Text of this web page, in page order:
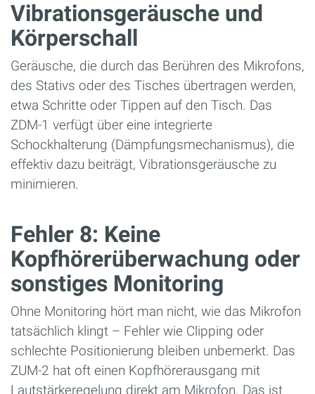
Vibrationsgeräusche und
Körperschall
Geräusche, die durch das Berühren des Mikrofons,
des Stativs oder des Tisches übertragen werden,
etwa Schritte oder Tippen auf den Tisch. Das
ZDM-1 verfügt über eine integrierte
Schockhalterung (Dämpfungsmechanismus), die
effektiv dazu beiträgt, Vibrationsgeräusche zu
minimieren.
Fehler 8: Keine
Kopfhörerüberwachung oder
sonstiges Monitoring
Ohne Monitoring hört man nicht, wie das Mikrofon
tatsächlich klingt – Fehler wie Clipping oder
schlechte Positionierung bleiben unbemerkt. Das
ZUM-2 hat oft einen Kopfhörerausgang mit
Lautstärkeregelung direkt am Mikrofon. Das ist